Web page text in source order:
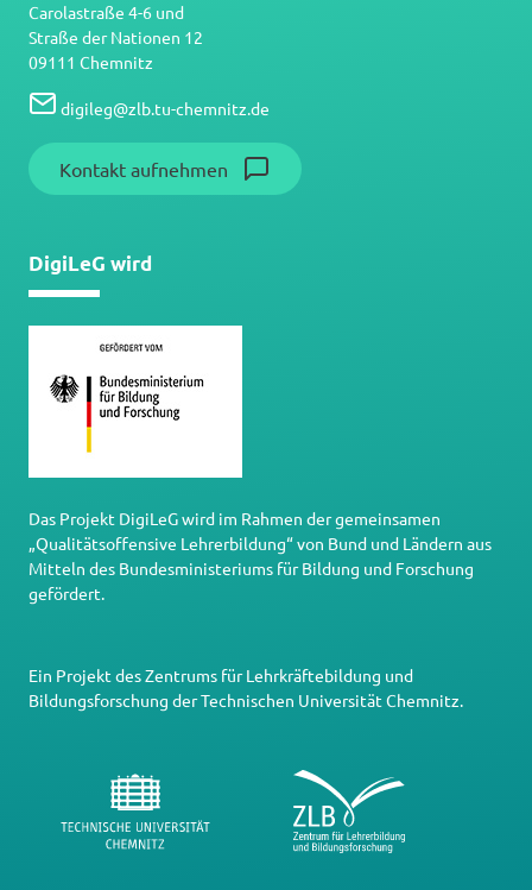
Carolastraße 4-6 und
Straße der Nationen 12
09111 Chemnitz
digileg@zlb.tu-chemnitz.de
Kontakt aufnehmen
DigiLeG wird
Das Projekt DigiLeG wird im Rahmen der gemeinsamen
„Qualitätsoffensive Lehrerbildung“ von Bund und Ländern aus
Mitteln des Bundesministeriums für Bildung und Forschung
gefördert.
Ein Projekt desZentrums für Lehrkräftebildung und
Bildungsforschung derTechnischen Universität Chemnitz.